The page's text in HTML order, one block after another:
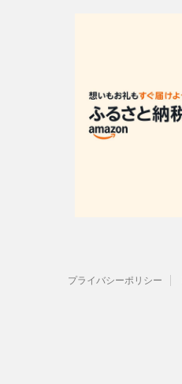
プライバシーポリシー